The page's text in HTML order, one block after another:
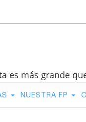
es más grande
NUESTRA FP